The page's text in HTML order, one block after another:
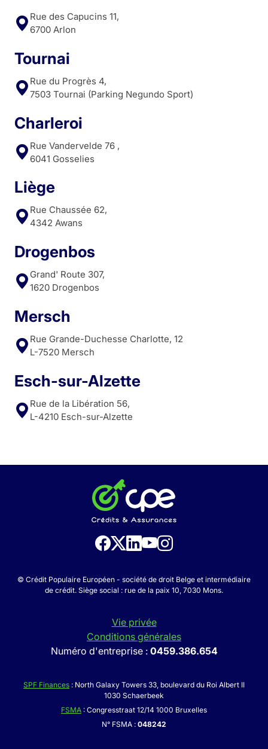
Rue des Capucins 11,
6700 Arlon
Tournai
Rue du Progrès 4,
7503 Tournai (Parking Negundo Sport)
Charleroi
Rue Vandervelde 76 ,
6041 Gosselies
Liège
Rue Chaussée 62,
4342 Awans
Drogenbos
Grand' Route 307,
1620 Drogenbos
Mersch
Rue Grande-Duchesse Charlotte, 12
L-7520 Mersch
Esch-sur-Alzette
Rue de la Libération 56,
L-4210 Esch-sur-Alzette
© Crédit Populaire Européen - société de droit Belge et intermédiaire
de crédit. Siège social : rue de la paix 10, 7030 Mons.
Vie privée
Conditions générales
Numéro d'entreprise : 0459.386.654
SPF Finances : North Galaxy Towers 33, boulevard du Roi Albert II
1030 Schaerbeek
FSMA : Congresstraat 12/14 1000 Bruxelles
N° FSMA : 048242